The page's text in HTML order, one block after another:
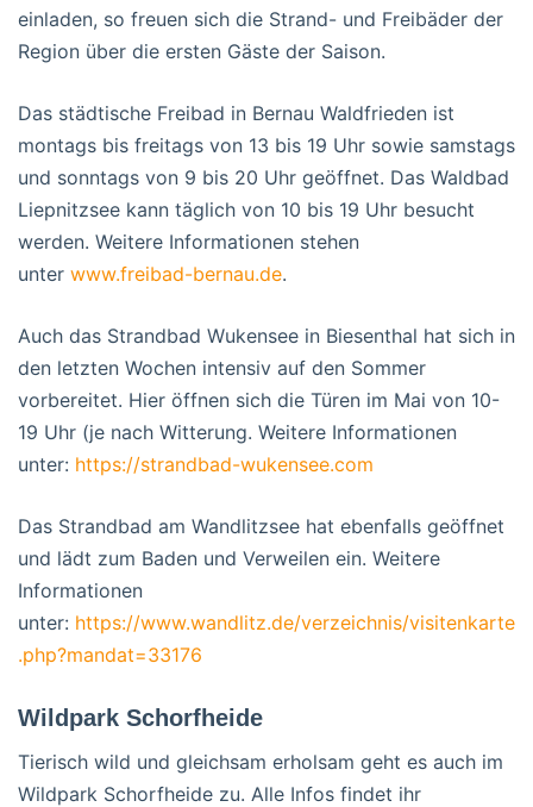
einladen, so freuen sich die Strand- und Freibäder der
Region über die ersten Gäste der Saison.
Das städtische Freibad in Bernau Waldfrieden ist
montags bis freitags von 13 bis 19 Uhr sowie samstags
und sonntags von 9 bis 20 Uhr geöffnet. Das Waldbad
Liepnitzsee kann täglich von 10 bis 19 Uhr besucht
werden. Weitere Informationen stehen
unter www.freibad-bernau.de.
Auch das Strandbad Wukensee in Biesenthal hat sich in
den letzten Wochen intensiv auf den Sommer
vorbereitet. Hier öffnen sich die Türen im Mai von 10-
19 Uhr (je nach Witterung. Weitere Informationen
unter: https://strandbad-wukensee.com
Das Strandbad am Wandlitzsee hat ebenfalls geöffnet
und lädt zum Baden und Verweilen ein. Weitere
Informationen
unter: https://www.wandlitz.de/verzeichnis/visitenkarte
.php?mandat=33176
Wildpark Schorfheide
Tierisch wild und gleichsam erholsam geht es auch im
Wildpark Schorfheide zu. Alle Infos findet ihr